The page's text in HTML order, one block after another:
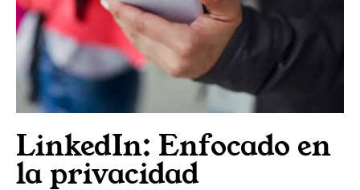
LinkedIn: Enfocado en
la privacidad